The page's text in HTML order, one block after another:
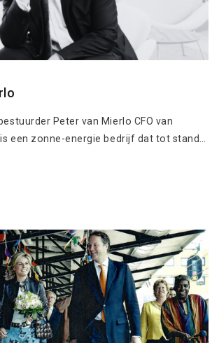
Peter van Mierlo CFO van
een zonne-energie bedrijf dat tot stand…